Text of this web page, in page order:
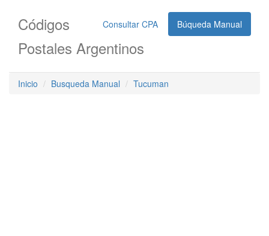
Consultar CPA Búqueda Manual
Códigos
Postales Argentinos
Inicio Busqueda Manual Tucuman